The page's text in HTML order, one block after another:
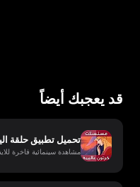
قد يعجبك أيضاً
تحميل تطبيق حلقة
مشاهدة سينمائية فاخرة